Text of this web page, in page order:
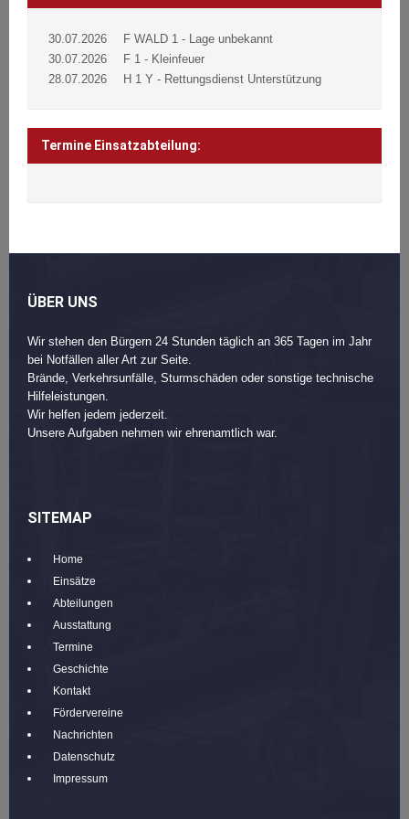
30.07.2026
F WALD 1 - Lage unbekannt
30.07.2026
F 1 - Kleinfeuer
28.07.2026
H 1 Y - Rettungsdienst Unterstützung
Termine Einsatzabteilung:
ÜBER UNS
Wir stehen den Bürgern 24 Stunden täglich an 365 Tagen im Jahr
bei Notfällen aller Art zur Seite.
Brände, Verkehrsunfälle, Sturmschäden oder sonstige technische
Hilfeleistungen.
Wir helfen jedem jederzeit.
Unsere Aufgaben nehmen wir ehrenamtlich war.
SITEMAP
Home
Einsätze
Abteilungen
Ausstattung
Termine
Geschichte
Kontakt
Fördervereine
Nachrichten
Datenschutz
Impressum